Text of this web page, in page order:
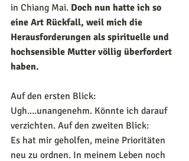
in Chiang Mai. Doch nun hatte ich so
eine Art Rückfall, weil mich die
Herausforderungen als spirituelle und
hochsensible Mutter völlig überfordert
haben.
Auf den ersten Blick:
Ugh....unangenehm. Könnte ich darauf
verzichten. Auf den zweiten Blick:
Es hat mir geholfen, meine Prioritäten
neu zu ordnen. In meinem Leben noch